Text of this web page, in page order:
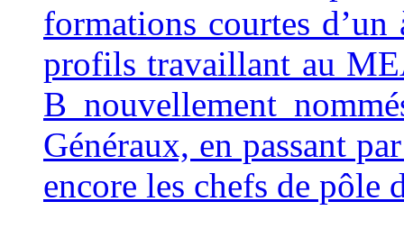
formations courtes
profils travaillant au
B nouvellement
Généraux, en passant
encore les chefs de pôle